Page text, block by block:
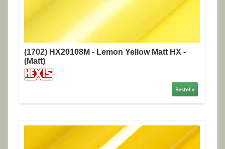
(1702) HX20108M - Lemon Yellow Matt HX -
(Matt)
Bestel »